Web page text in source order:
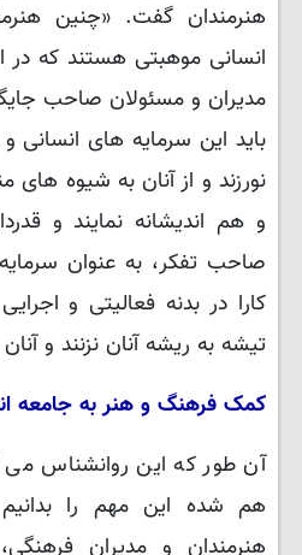
هنرمندان گفت. «چنین
انسانی موهبتی هستند که در
مدیران و مسئولان صاحب
باید این سرمایه های انسانی
نورزند و از آنان به شیوه های
و هم اندیشانه نمایند و
صاحب تفکر، به عنوان
کارا در بدنه فعالیتی و
تیشه به ریشه آنان نزنند و
کمک فرهنگ و هنر به جامعه
آن طور که این روانشناس می
هم شده این مهم را
هنرمندان و مدیران